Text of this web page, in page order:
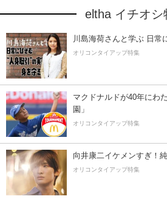
eltha イチオシ
川島海荷さんと学ぶ 日常
オリコンタイアップ特集
マクドナルドが40年にわ
園」
オリコンタイアップ特集
向井康二イケメンすぎ！
オリコンタイアップ特集